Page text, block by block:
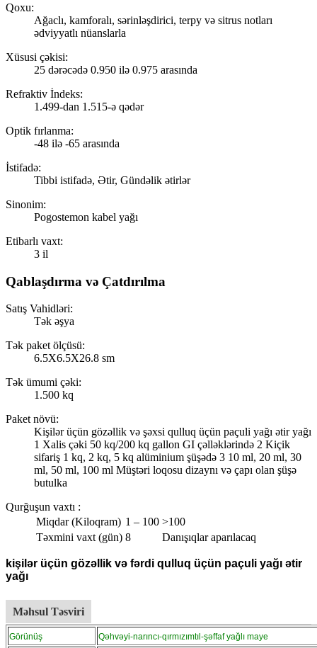
Qoxu:
Ağaclı, kamforalı, sərinləşdirici, terpy və sitrus notları
ədviyyatlı nüanslarla
Xüsusi çəkisi:
25 dərəcədə 0.950 ilə 0.975 arasında
Refraktiv İndeks:
1.499-dan 1.515-ə qədər
Optik fırlanma:
-48 ilə -65 arasında
İstifadə:
Tibbi istifadə, Ətir, Gündəlik ətirlər
Sinonim:
Pogostemon kabel yağı
Etibarlı vaxt:
3 il
Qablaşdırma və Çatdırılma
Satış Vahidləri:
Tək əşya
Tək paket ölçüsü:
6.5X6.5X26.8 sm
Tək ümumi çəki:
1.500 kq
Paket növü:
Kişilər üçün gözəllik və şəxsi qulluq üçün paçuli yağı ətir yağı
1 Xalis çəki 50 kq/200 kq gallon GI çəlləklərində 2 Kiçik
sifariş 1 kq, 2 kq, 5 kq alüminium şüşədə 3 10 ml, 20 ml, 30
ml, 50 ml, 100 ml Müştəri loqosu dizaynı və çapı olan şüşə
butulka
Qurğuşun vaxtı :
Miqdar (Kiloqram) 1 – 100 >100
Təxmini vaxt (gün) 8 Danışıqlar aparılacaq
kişilər üçün gözəllik və fərdi qulluq üçün paçuli yağı ətir
yağı
Məhsul Təsviri
Görünüş Qəhvəyi-narıncı-qırmızımtıl-şəffaf yağlı maye